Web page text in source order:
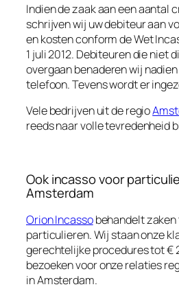
Indien de zaak aan een aantal
schrijven wij uw debiteur aan
en kosten conform de Wet
1 juli 2012. Debiteuren die niet
overgaan benaderen wij
telefoon. Tevens wordt er
Vele bedrijven uit de regio
reeds naar volle tevredenheid
Ook incasso voor
Amsterdam
Orion Incassobehandelt zaken
particulieren. Wij staan onze
gerechtelijke procedures tot €
bezoeken voor onze relaties
in Amsterdam.